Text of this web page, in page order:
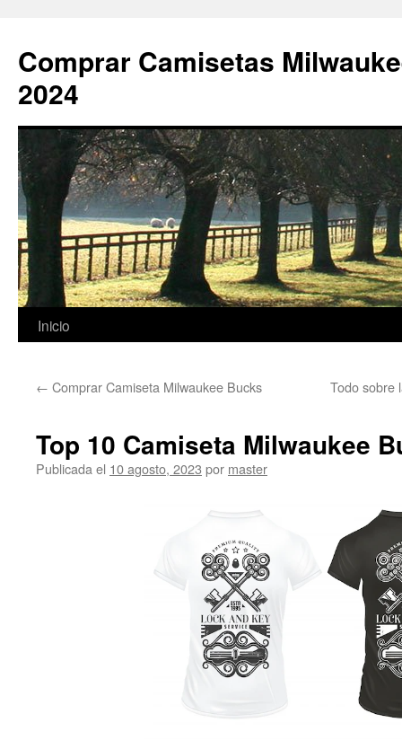
Comprar Camisetas
2024
Saltar
contenido
Inicio
← Comprar Camiseta Milwaukee Bucks Todo sobre
Top 10 Camiseta Milwaukee
Publicada el 10 agosto, 2023 por master